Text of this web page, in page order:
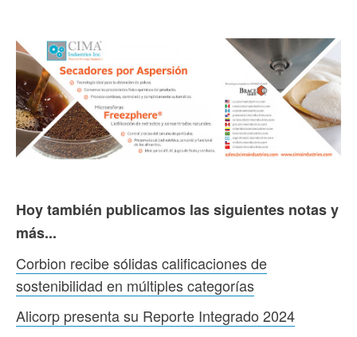
Hoy también publicamos las siguientes notas y
más...
Corbion recibe sólidas calificaciones de
sostenibilidad en múltiples categorías
Alicorp presenta su Reporte Integrado 2024